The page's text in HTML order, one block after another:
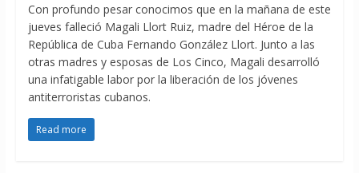
Con profundo pesar conocimos que en la mañana de este
jueves falleció Magali Llort Ruiz, madre del Héroe de la
República de Cuba Fernando González Llort. Junto a las
otras madres y esposas de Los Cinco, Magali desarrolló
una infatigable labor por la liberación de los jóvenes
antiterroristas cubanos.
Read more